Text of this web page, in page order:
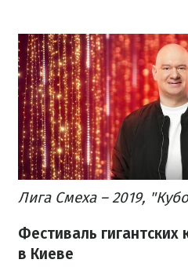
Лига Смеха – 2019,
Фестиваль гигантских
в Киеве